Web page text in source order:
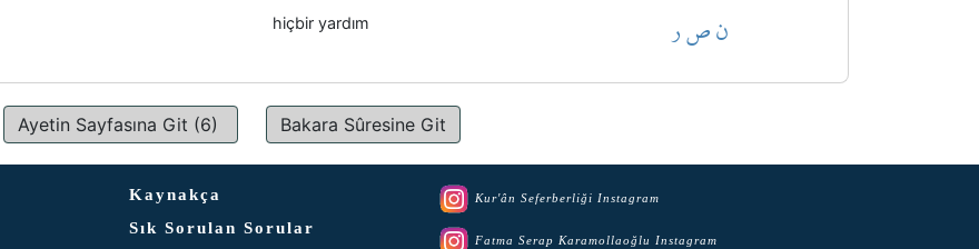
hiçbir yardım ن ص ر
Ayetin Sayfasına Git (6) Bakara Sûresine Git
Kaynakça
Sık Sorulan Sorular
Kur'ân Seferberliği Instagram
Fatma Serap Karamollaoğlu Instagram